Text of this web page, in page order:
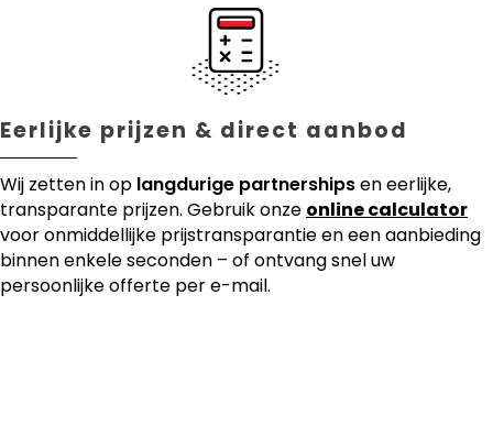
Eerlijke prijzen & direct aanbod
Wij zetten in op langdurige partnershipsen eerlijke,
transparante prijzen. Gebruik onze online calculator
voor onmiddellijke prijstransparantie en een aanbieding
binnen enkele seconden – of ontvang snel uw
persoonlijke offerte per e-mail.